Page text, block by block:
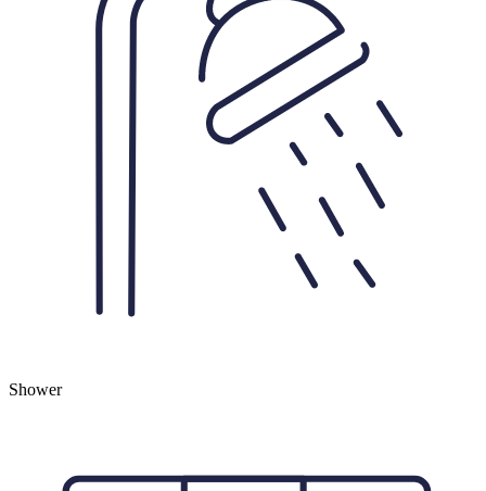
Shower